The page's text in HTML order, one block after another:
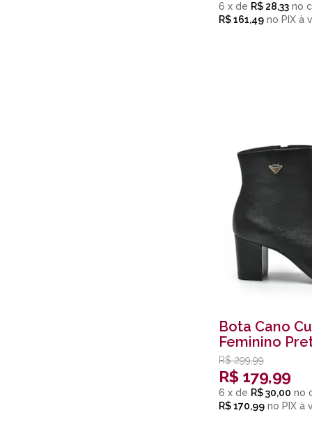
6 x de R$ 28,33
R$ 161,49 no PIX
Bota Cano
Feminino
R$ 299,99
R$ 179,99
6 x de R$ 30,00
R$ 170,99 no PIX